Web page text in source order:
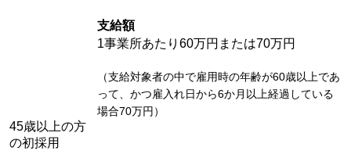
支給額
45歳以上の方
の初採用
1事業所あたり60万円または70万円
（支給対象者の中で雇用時の年齢が60歳以上であ
って、かつ雇入れ日から6か月以上経過している
場合70万円）